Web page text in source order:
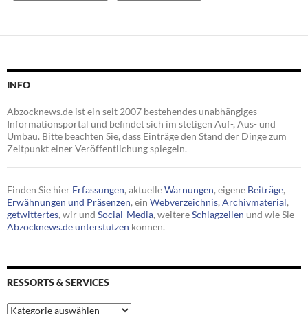
INFO
Abzocknews.de ist ein seit 2007 bestehendes unabhängiges
Informationsportal und befindet sich im stetigen Auf-, Aus- und
Umbau. Bitte beachten Sie, dass Einträge den Stand der Dinge zum
Zeitpunkt einer Veröffentlichung spiegeln.
Finden Sie hier Erfassungen, aktuelleWarnungen, eigene Beiträge,
Erwähnungen und Präsenzen, ein Webverzeichnis, Archivmaterial,
getwittertes, wir und Social-Media, weitereSchlagzeilen und wie Sie
Abzocknews.de unterstützen können.
RESSORTS & SERVICES
Ressorts